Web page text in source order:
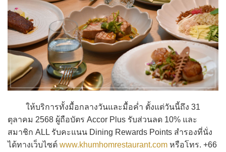
ให้บริการทั้งมื้อกลางวันและมื้อค่ำ ตั้งแต่วันนี้ถึง 31
ตุลาคม 2568 ผู้ถือบัตร Accor Plus รับส่วนลด 10% และ
สมาชิก ALL รับคะแนน Dining Rewards Points สำรองที่นั่ง
ได้ทางเว็บไซต์ www.khumhomrestaurant.com หรือโทร. +66